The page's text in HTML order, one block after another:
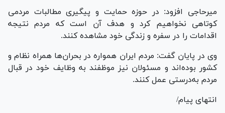
میرحاجی افزود: در حوزه حمایت و پیگیری مطالبات مردمی
کوتاهی نخواهیم کرد و هدف آن است که مردم نتیجه
اقدامات را در سفره و زندگی خود مشاهده کنند.
وی در پایان گفت: مردم ایران همواره در بحران‌ها همراه نظام و
کشور بوده‌اند و مسئولان نیز موظفند به وظایف خود در قبال
مردم به‌درستی عمل کنند.
انتهای پیام/